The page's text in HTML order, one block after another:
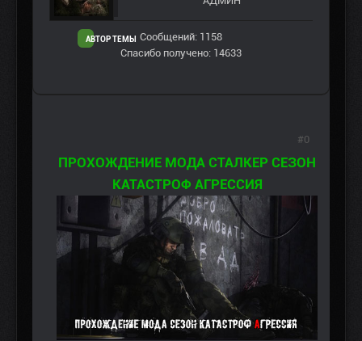
АВТОР ТЕМЫ
Сообщений: 1158
Спасибо получено: 14633
ПРОХОЖДЕНИЕ МОДА СТАЛКЕР СЕЗОН
КАТАСТРОФ АГРЕССИЯ
#0